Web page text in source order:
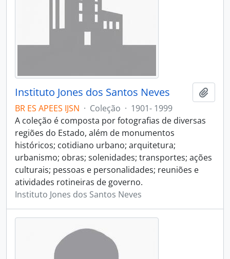
Instituto Jones dos Santos Neves
BR ES APEES IJSN · Coleção · 1901- 1999
A coleção é composta por fotografias de diversas
regiões do Estado, além de monumentos
históricos; cotidiano urbano; arquitetura;
urbanismo; obras; solenidades; transportes; ações
culturais; pessoas e personalidades; reuniões e
atividades rotineiras de governo.
Instituto Jones dos Santos Neves